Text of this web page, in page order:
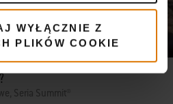
WYŁĄCZNIE Z
PLIKÓW COOKIE
Seria Summit®